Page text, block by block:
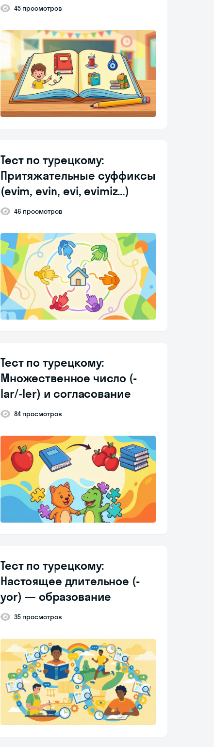
45 просмотров
Тест по турецкому:
Притяжательные суффиксы
(evim, evin, evi, evimiz…)
46 просмотров
Тест по турецкому:
Множественное число (-
lar/-ler) и согласование
84 просмотров
Тест по турецкому:
Настоящее длительное (-
yor) — образование
35 просмотров